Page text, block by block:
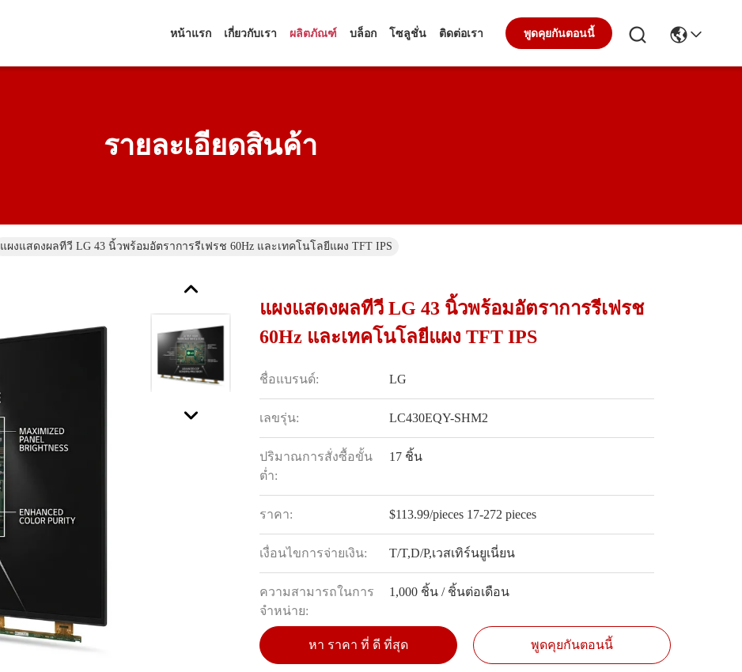
หน้าแรก เกี่ยวกับเรา ผลิตภัณฑ์ บล็อก โซลูชั่น ติดต่อเรา พูดคุยกันตอนนี้
รายละเอียดสินค้า
แผงแสดงผลทีวี LG 43 นิ้วพร้อมอัตราการรีเฟรช 60Hz และเทคโนโลยีแผง TFT IPS
แผงแสดงผลทีวี LG 43 นิ้วพร้อมอัตราการรีเฟรช
60Hz และเทคโนโลยีแผง TFT IPS
ชื่อแบรนด์: LG
เลขรุ่น: LC430EQY-SHM2
ปริมาณการสั่งซื้อขั้น
ต่ำ:
17 ชิ้น
ราคา: $113.99/pieces 17-272 pieces
เงื่อนไขการจ่ายเงิน: T/T,D/P,เวสเทิร์นยูเนี่ยน
ความสามารถในการ
จําหน่าย:
1,000 ชิ้น / ชิ้นต่อเดือน
หา ราคา ที่ ดี ที่สุด พูดคุยกันตอนนี้